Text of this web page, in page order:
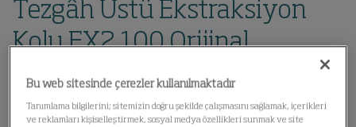
Tezgâh Üstü Ekstraksiyon
Kolu FX2 100 Orijinal
Bu web sitesinde çerezler kullanılmaktadır
Tanımlama bilgilerini; sitemizin doğru şekilde çalışmasını sağlamak, içerikleri
ve reklamları kişiselleştirmek, sosyal medya özellikleri sunmak ve site